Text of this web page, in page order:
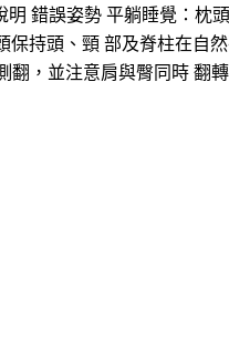
錯誤姿勢 平躺睡覺：枕
保持頭、頸 部及脊柱在自
，並注意肩與臀同時 翻